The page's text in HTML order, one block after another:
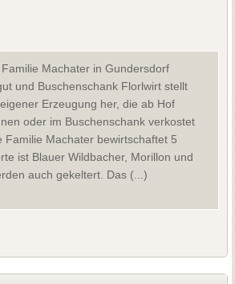
Machater in Gundersdorf
und Buschenschank Florlwirt stellt
Erzeugung her, die ab Hof
oder im Buschenschank verkostet
Familie Machater bewirtschaftet 5
ist Blauer Wildbacher, Morillon und
auch gekeltert. Das (...)